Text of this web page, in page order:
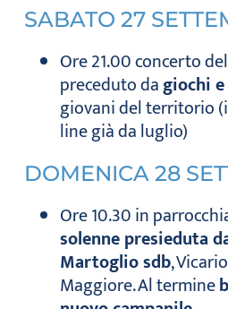
SABATO 27
Ore 21.00 concerto
preceduto dagiochi e
giovani del territorio
line già da luglio)
DOMENICA 28
Ore 10.30 in
solenne presieduta
Martoglio sdb,
Maggiore. Al termine